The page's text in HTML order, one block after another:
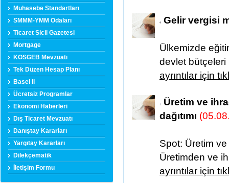
Muhasebe Standartları
SMMM-YMM Odaları
Ticaret Sicil Gazetesi
Mortgage
KOSGEB Mevzuatı
Tek Düzen Hesap Planı
Basel II
Ücretsiz Programlar
Ekonomi Haberleri
Dış Ticaret Mevzuatı
Danıştay Kararları
Yargıtay Kararları
Dilekçematik
İletişim Formu
Gelir vergisi
Ülkemizde
devlet
ayrıntılar için
Üretim ve
dağıtımı
Spot: Üretim
Üretimden ve
ayrıntılar için